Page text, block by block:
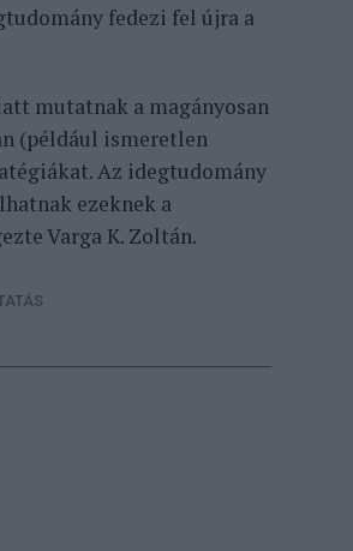
fedezi fel újra a
mutatnak a magányosan
(például ismeretlen
Az idegtudomány
ezeknek a
Varga K. Zoltán.